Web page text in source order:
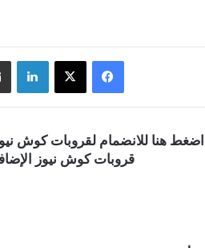
فيسبوك ‫X لينكدإن
اضغط هنا للانضمام لقروبات كوش
قروبات كوش نيوز